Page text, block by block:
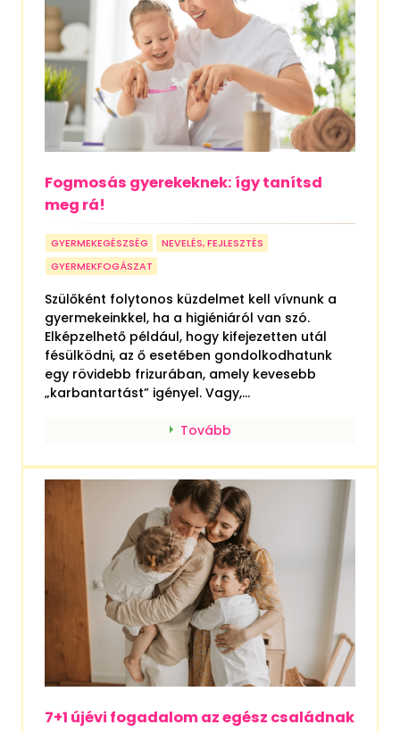
Fogmosás gyerekeknek: így tanítsd
meg rá!
GYERMEKEGÉSZSÉG
NEVELÉS, FEJLESZTÉS
GYERMEKFOGÁSZAT
Szülőként folytonos küzdelmet kell vívnunk a
gyermekeinkkel, ha a higiéniáról van szó.
Elképzelhető például, hogy kifejezetten utál
fésülködni, az ő esetében gondolkodhatunk
egy rövidebb frizurában, amely kevesebb
„karbantartást” igényel. Vagy,...
Tovább
7+1 újévi fogadalom az egész családnak